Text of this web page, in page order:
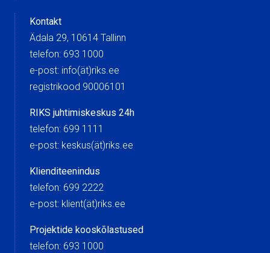
Kontakt
Ädala 29, 10614 Tallinn
telefon: 693 1000
e-post: info(ät)riks.ee
registrikood 90006101
RIKS juhtimiskeskus 24h
telefon: 699 1111
e-post: keskus(ät)riks.ee
Klienditeenindus
telefon: 699 2222
e-post: klient(ät)riks.ee
Projektide kooskõlastused
telefon: 693 1000